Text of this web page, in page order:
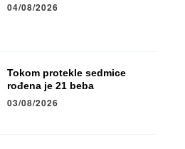
04/08/2026
Tokom protekle sedmice
rođena je 21 beba
03/08/2026